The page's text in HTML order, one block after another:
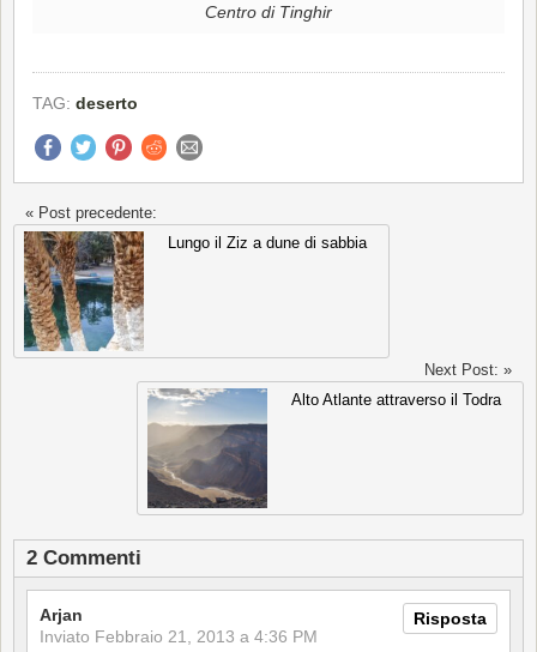
Centro di Tinghir
TAG: deserto
« Post precedente:
Lungo il Ziz a dune di sabbia
Next Post: »
Alto Atlante attraverso il Todra
2 Commenti
Risposta
Arjan
Inviato Febbraio 21, 2013 a 4:36 PM